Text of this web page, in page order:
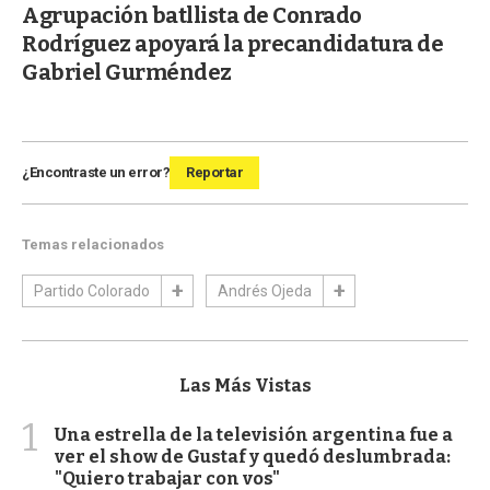
Agrupación batllista de Conrado
Rodríguez apoyará la precandidatura de
Gabriel Gurméndez
¿Encontraste un error? Reportar
Temas relacionados
Partido Colorado Andrés Ojeda
Las Más Vistas
1
Una estrella de la televisión argentina fue a
ver el show de Gustaf y quedó deslumbrada:
"Quiero trabajar con vos"